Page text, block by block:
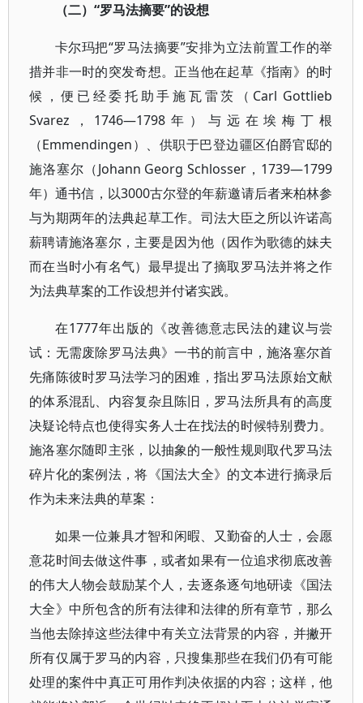
（二）“罗马法摘要”的设想
卡尔玛把“罗马法摘要”安排为立法前置工作的举
措并非一时的突发奇想。正当他在起草《指南》的时
候，便已经委托助手施瓦雷茨（Carl Gottlieb
Svarez，1746—1798年）与远在埃梅丁根
（Emmendingen）、供职于巴登边疆区伯爵官邸的
施洛塞尔（Johann Georg Schlosser，1739—1799
年）通书信，以3000古尔登的年薪邀请后者来柏林参
与为期两年的法典起草工作。司法大臣之所以许诺高
薪聘请施洛塞尔，主要是因为他（因作为歌德的妹夫
而在当时小有名气）最早提出了摘取罗马法并将之作
为法典草案的工作设想并付诸实践。
在1777年出版的《改善德意志民法的建议与尝
试：无需废除罗马法典》一书的前言中，施洛塞尔首
先痛陈彼时罗马法学习的困难，指出罗马法原始文献
的体系混乱、内容复杂且陈旧，罗马法所具有的高度
决疑论特点也使得实务人士在找法的时候特别费力。
施洛塞尔随即主张，以抽象的一般性规则取代罗马法
碎片化的案例法，将《国法大全》的文本进行摘录后
作为未来法典的草案：
如果一位兼具才智和闲暇、又勤奋的人士，会愿
意花时间去做这件事，或者如果有一位追求彻底改善
的伟大人物会鼓励某个人，去逐条逐句地研读《国法
大全》中所包含的所有法律和法律的所有章节，那么
当他去除掉这些法律中有关立法背景的内容，并撇开
所有仅属于罗马的内容，只搜集那些在我们仍有可能
处理的案件中真正可用作判决依据的内容；这样，他